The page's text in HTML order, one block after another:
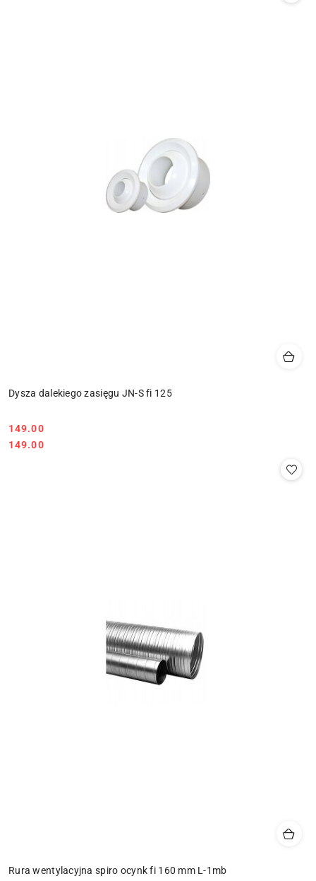
Dysza dalekiego zasięgu JN-S fi 125
Cena:
149.00
Cena:
149.00
Rura wentylacyjna spiro ocynk fi 160 mm L-1mb